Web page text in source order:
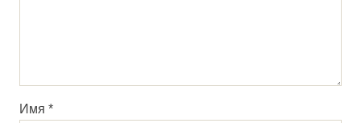
Имя *